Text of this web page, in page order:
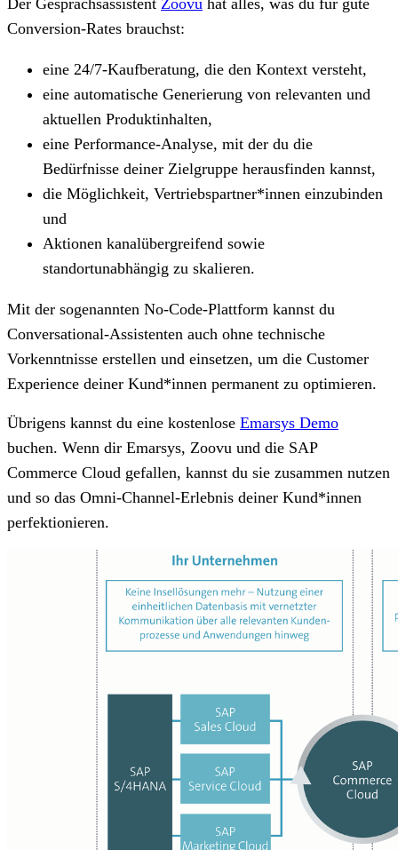
Conversion-Rates brauchst:
eine 24/7-Kaufberatung, die den Kontext versteht,
eine automatische Generierung von relevanten und
aktuellen Produktinhalten,
eine Performance-Analyse, mit der du die
Bedürfnisse deiner Zielgruppe herausfinden kannst,
die Möglichkeit, Vertriebspartner*innen einzubinden
und
Aktionen kanalübergreifend sowie
standortunabhängig zu skalieren.
Mit der sogenannten No-Code-Plattform kannst du
Conversational-Assistenten auch ohne technische
Vorkenntnisse erstellen und einsetzen, um die Customer
Experience deiner Kund*innen permanent zu optimieren.
Übrigens kannst du eine kostenlose Emarsys Demo
buchen. Wenn dir Emarsys, Zoovu und die SAP
Commerce Cloud gefallen, kannst du sie zusammen nutzen
und so das Omni-Channel-Erlebnis deiner Kund*innen
perfektionieren.